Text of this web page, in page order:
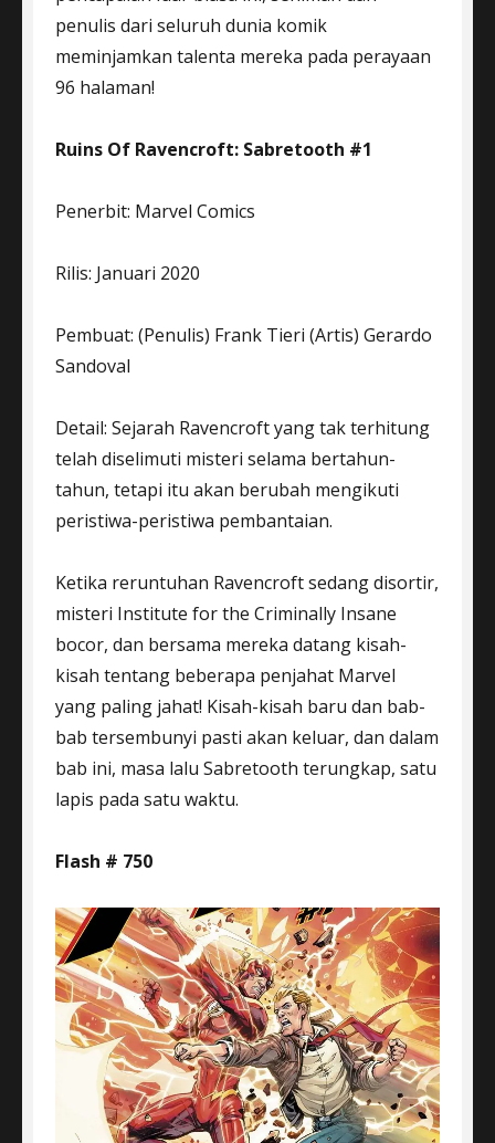
penulis dari seluruh dunia komik
meminjamkan talenta mereka pada perayaan
96 halaman!
Ruins Of Ravencroft: Sabretooth #1
Penerbit: Marvel Comics
Rilis: Januari 2020
Pembuat: (Penulis) Frank Tieri (Artis) Gerardo
Sandoval
Detail: Sejarah Ravencroft yang tak terhitung
telah diselimuti misteri selama bertahun-
tahun, tetapi itu akan berubah mengikuti
peristiwa-peristiwa pembantaian.
Ketika reruntuhan Ravencroft sedang disortir,
misteri Institute for the Criminally Insane
bocor, dan bersama mereka datang kisah-
kisah tentang beberapa penjahat Marvel
yang paling jahat! Kisah-kisah baru dan bab-
bab tersembunyi pasti akan keluar, dan dalam
bab ini, masa lalu Sabretooth terungkap, satu
lapis pada satu waktu.
Flash # 750